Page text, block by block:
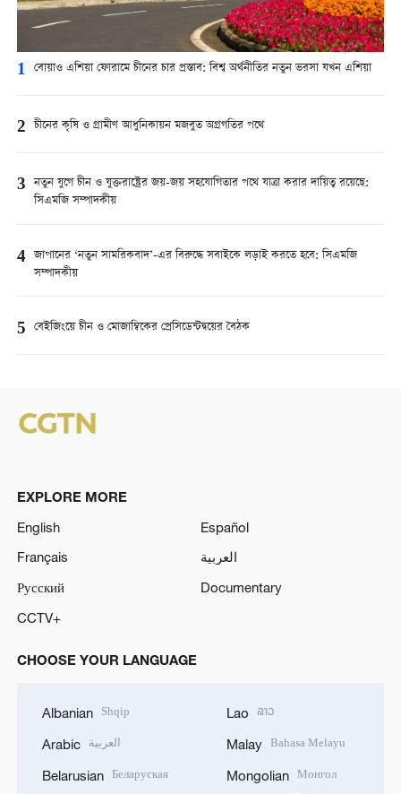
1 বোয়াও এশিয়া ফোরামে চীনের চার প্রস্তাব: বিশ্ব অর্থনীতির নতুন ভরসা যখন এশিয়া
2 চীনের কৃষি ও গ্রামীণ আধুনিকায়ন মজবুত অগ্রগতির পথে
3 নতুন যুগে চীন ও যুক্তরাষ্ট্রের জয়-জয় সহযোগিতার পথে যাত্রা করার দায়িত্ব রয়েছে:
সিএমজি সম্পাদকীয়
4 জাপানের ‘নতুন সামরিকবাদ’-এর বিরুদ্ধে সবাইকে লড়াই করতে হবে: সিএমজি
সম্পাদকীয়
5 বেইজিংয়ে চীন ও মোজাম্বিকের প্রেসিডেন্টদ্বয়ের বৈঠক
EXPLORE MORE
English
Español
Français
العربية
Русский
Documentary
CCTV+
CHOOSE YOUR LANGUAGE
Albanian Shqip
Arabic العربية
Belarusian Беларуская
Lao ລາວ
Malay Bahasa Melayu
Mongolian Монгол